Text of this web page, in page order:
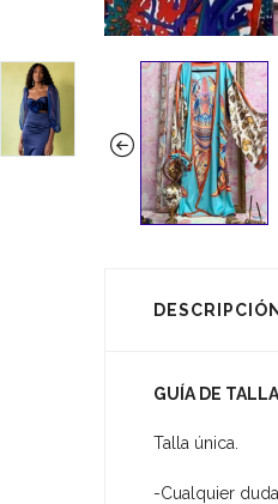
DESCRIPCIÓN
GUÍA DE
Talla única.
-Cualquier